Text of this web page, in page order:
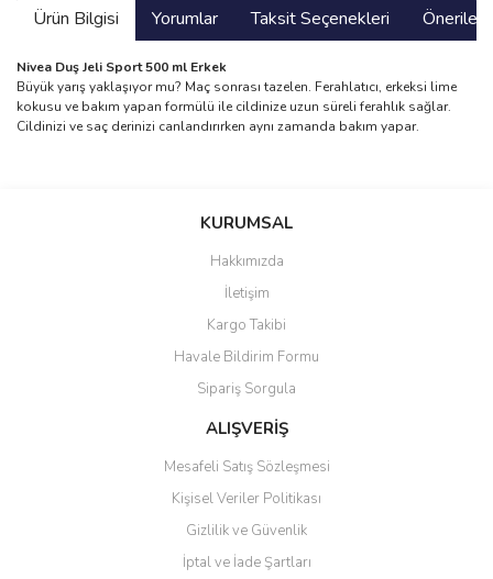
Ürün Bilgisi Yorumlar Taksit Seçenekleri
Nivea Duş Jeli Sport 500 ml Erkek
Büyük yarış yaklaşıyor mu? Maç sonrası tazelen. Ferahlatıcı, erkeksi lime
kokusu ve bakım yapan formülü ile cildinize uzun süreli ferahlık sağlar.
Cildinizi ve saç derinizi canlandırırken aynı zamanda bakım yapar.
Bu ürüne ilk yorumu siz yapın!
Yorum Yaz
Ürün resmi kalitesiz, bozuk veya görüntülenemiyor.
Ürün açıklamasında eksik bilgiler bulunuyor.
Ürün bilgilerinde hatalar bulunuyor.
Ürün fiyatı diğer sitelerden daha pahalı.
Bu ürüne benzer farklı alternatifler olmalı.
Gönder
KURUMSAL
Hakkımızda
İletişim
Kargo Takibi
Havale Bildirim Formu
Sipariş Sorgula
ALIŞVERİŞ
Mesafeli Satış Sözleşmesi
Kişisel Veriler Politikası
Gizlilik ve Güvenlik
İptal ve İade Şartları